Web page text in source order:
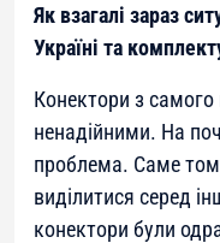
Як взагалі зараз
Україні та
Конектори з
ненадійними. На
проблема. Саме
виділитися серед
конектори були